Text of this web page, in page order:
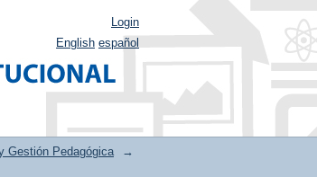
Login
English español
Gestión Pedagógica
→